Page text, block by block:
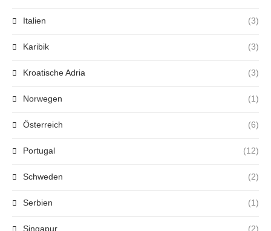
Italien (3)
Karibik (3)
Kroatische Adria (3)
Norwegen (1)
Österreich (6)
Portugal (12)
Schweden (2)
Serbien (1)
Singapur (2)